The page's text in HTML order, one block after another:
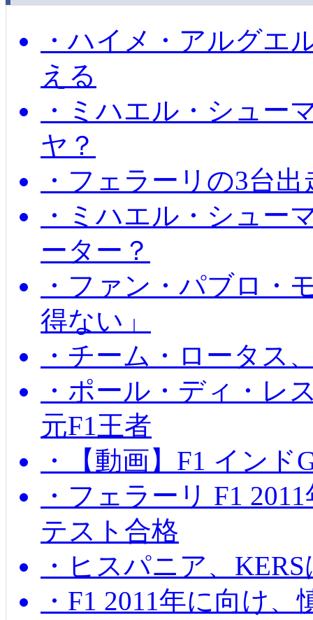
・ハイメ・アルグエ
える
・ミハエル・シュー
ヤ？
・フェラーリの3台
・ミハエル・シュー
ーター？
・ファン・パブロ・
得ない」
・チーム・ロータス
・ポール・ディ・レ
元F1王者
・【動画】F1 イン
・フェラーリ F1
テスト合格
・ヒスパニア、
・F1 2011年に向け